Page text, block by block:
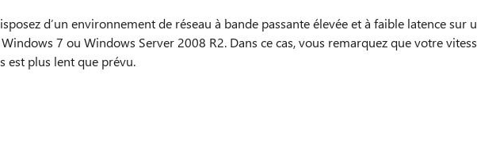
d’un environnement de réseau à bande passante élevée et à faible latence sur
7 ou Windows Server 2008 R2. Dans ce cas, vous remarquez que votre
est plus lent que prévu.